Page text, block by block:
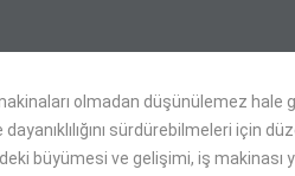
olmadan düşünülemez hale
sürdürebilmeleri için
büyümesi ve gelişimi, iş makinası